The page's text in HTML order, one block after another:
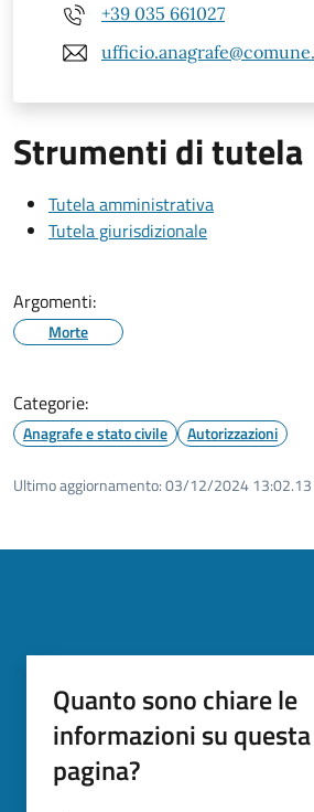
+39 035 661027
Strumenti di tutela
Tutela amministrativa
Tutela giurisdizionale
Argomenti:
Morte
Categorie:
Anagrafe e stato civile Autorizzazioni
Ultimo aggiornamento:03/12/2024 13:02.13
Quanto sono chiare le
informazioni su questa
pagina?